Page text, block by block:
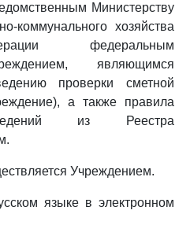
Министерству
коммунального хозяйства
федеральным
являющимся
проверки сметной
а также правила
из Реестра
Учреждением.
языке в электронном